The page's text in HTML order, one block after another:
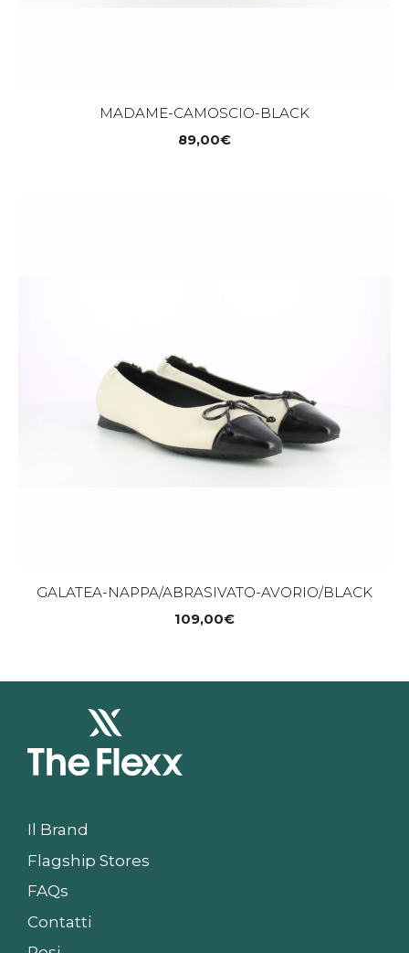
MADAME-CAMOSCIO-BLACK
89,00€
GALATEA-NAPPA/ABRASIVATO-AVORIO/BLACK
109,00€
Il Brand
Flagship Stores
FAQs
Contatti